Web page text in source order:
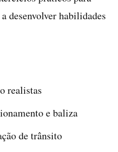
desenvolver habilidades
realistas
e baliza
de trânsito